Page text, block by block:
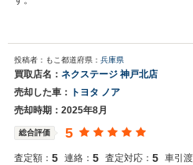
投稿者：もこ 都道府県： 兵庫県
買取店名： ネクステージ 神戸北店
売却した車：
トヨタ ノア
売却時期：2025年8月
総合評価 5
査定額： 5 連絡： 5 査定対応： 5 車引渡